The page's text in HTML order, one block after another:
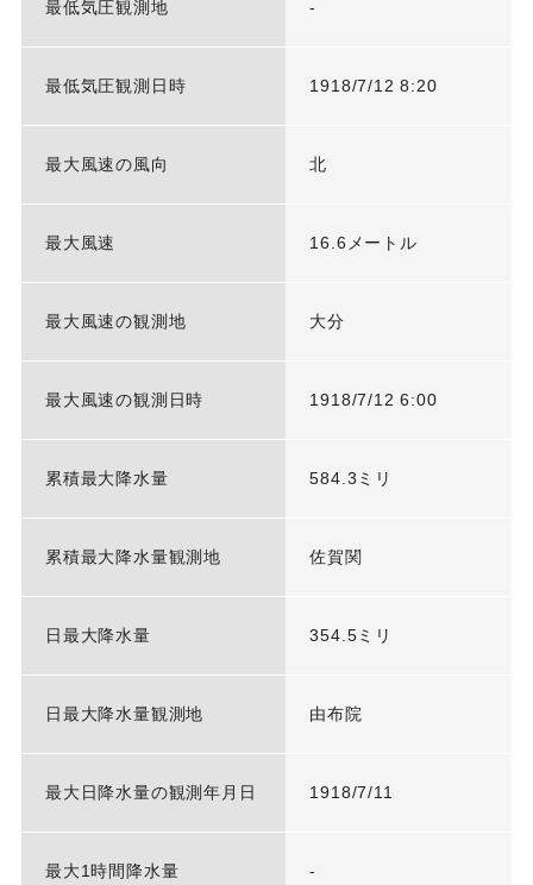
最低気圧観測地 -
最低気圧観測日時 1918/7/12 8:20
最大風速の風向 北
最大風速 16.6メートル
最大風速の観測地 大分
最大風速の観測日時 1918/7/12 6:00
累積最大降水量 584.3ミリ
累積最大降水量観測地 佐賀関
日最大降水量 354.5ミリ
日最大降水量観測地 由布院
最大日降水量の観測年月日 1918/7/11
最大1時間降水量 -